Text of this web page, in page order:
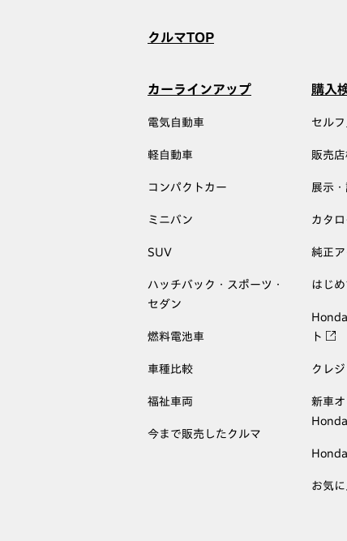
クルマTOP
カーラインアップ
電気自動車
軽自動車
コンパクトカー
ミニバン
SUV
ハッチバック・スポーツ・
セダン
燃料電池車
車種比較
福祉車両
今まで販売したクルマ
購入
セルフ
販売
展示
カタ
純正
はじ
ト
クレ
新車
お気に